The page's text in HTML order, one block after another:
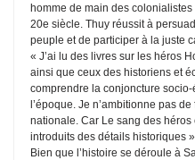
homme de main des
20e siècle. Thuy réussit à
peuple et de participer à la juste
« J’ai lu des livres sur les héros
ainsi que ceux des historiens et
comprendre la conjoncture
l’époque. Je n’ambitionne pas
nationale. Car Le sang des
introduits des détails historiques
Bien que l’histoire se déroule à